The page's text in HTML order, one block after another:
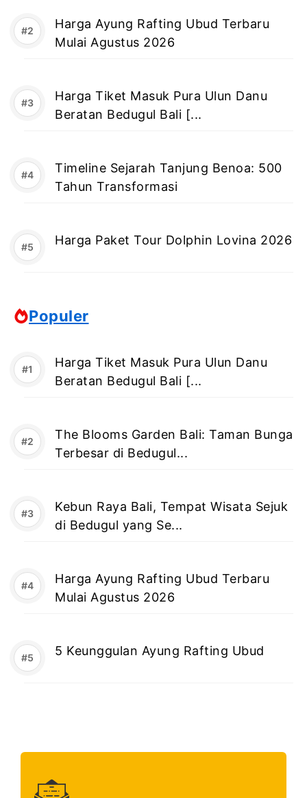
Harga Ayung Rafting Ubud Terbaru
Mulai Agustus 2026
Harga Tiket Masuk Pura Ulun Danu
Beratan Bedugul Bali [...
Timeline Sejarah Tanjung Benoa: 500
Tahun Transformasi
Harga Paket Tour Dolphin Lovina 2026
Populer
Harga Tiket Masuk Pura Ulun Danu
Beratan Bedugul Bali [...
The Blooms Garden Bali: Taman Bunga
Terbesar di Bedugul...
Kebun Raya Bali, Tempat Wisata Sejuk
di Bedugul yang Se...
Harga Ayung Rafting Ubud Terbaru
Mulai Agustus 2026
5 Keunggulan Ayung Rafting Ubud